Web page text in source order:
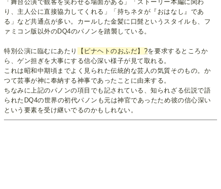
「舞台公演で観客を笑わせる場面がある」「ストーリー本編に関わ
り、主人公に直接協力してくれる」「持ちネタが『おはなし』であ
る」など共通点が多い。カールした金髪に口髭というスタイルも、フ
ァミコン版以外のDQ4のパノンを踏襲している。
特別公演に臨むにあたり 【ピナヘトのおふだ】 ?を要求するところか
ら、ゲン担ぎを大事にする信心深い様子が見て取れる。
これは昭和中期頃までよく見られた伝統的な芸人の気質そのもの。か
つて芸事が神に奉納する神事であったことに由来する。
ちなみに上記のパノンの項目でも記されている、知られざる伝説で語
られたDQ4の世界の初代パノンも元は神官であったため彼の信心深い
という要素を受け継いでるのかもしれない。